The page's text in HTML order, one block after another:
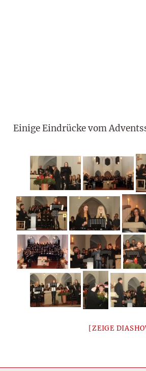
Einige Eindrücke vom
[ZEIGE